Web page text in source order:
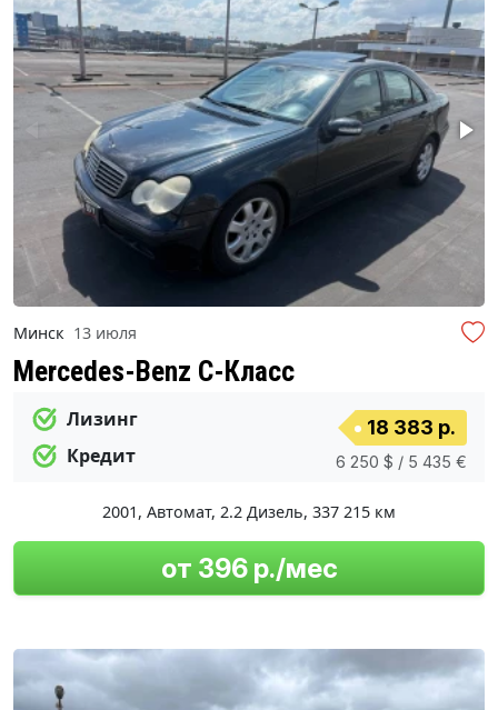
Минск 13 июля
Mercedes-Benz C-Класс
Лизинг
Кредит
18 383 р.
6 250 $ / 5 435 €
2001, Автомат, 2.2 Дизель, 337 215 км
от 396 р./мес